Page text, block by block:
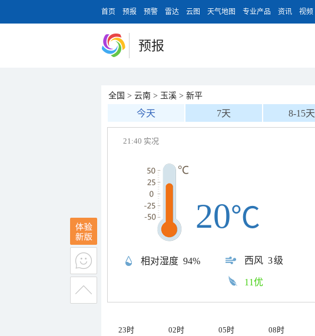
首页 预报 预警 雷达 云图 天气地图 专业产品 资讯 视频
预报
全国 > 云南 > 玉溪 > 新平
今天 7天 8-15天
21:40 实况
相对湿度 94% 西风 3级
20℃
11优
23时 02时 05时 08时